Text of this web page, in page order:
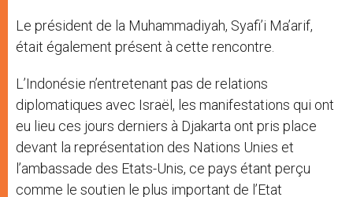
Le président de la Muhammadiyah, Syafi’i Ma’arif,
était également présent à cette rencontre.
L’Indonésie n’entretenant pas de relations
diplomatiques avec Israël, les manifestations qui ont
eu lieu ces jours derniers à Djakarta ont pris place
devant la représentation des Nations Unies et
l’ambassade des Etats-Unis, ce pays étant perçu
comme le soutien le plus important de l’Etat